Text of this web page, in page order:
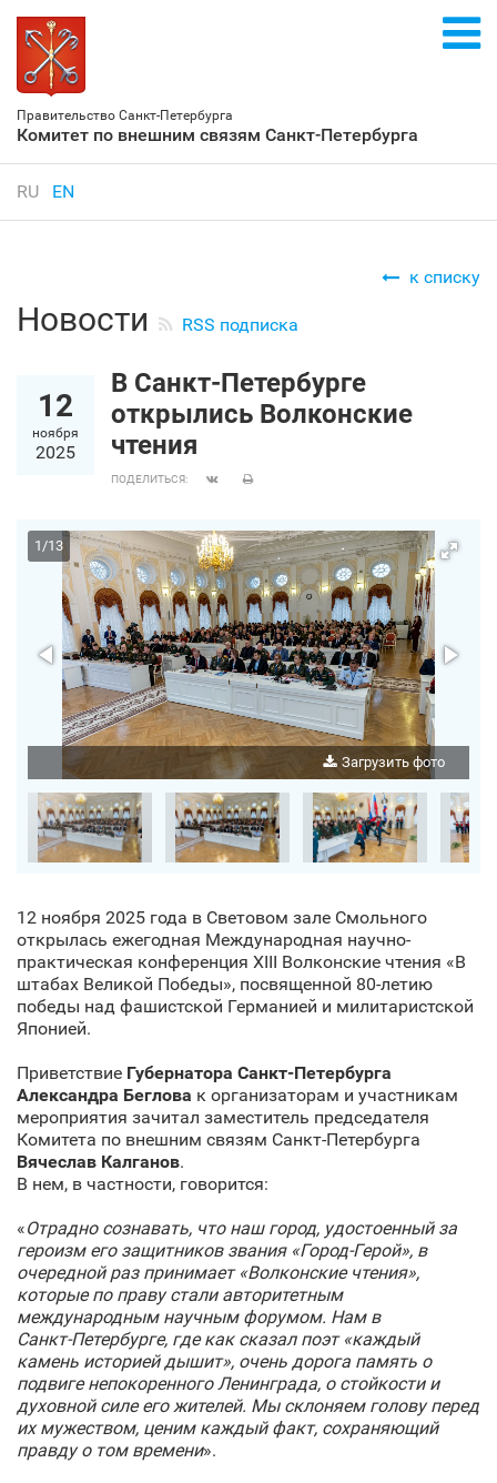
Правительство Санкт‑Петербурга
Комитет по внешним связям Санкт‑Петербурга
RU EN
к списку
Новости RSS подписка
12
ноября
2025
В Санкт‑Петербурге
открылись Волконские
чтения
ПОДЕЛИТЬСЯ:
Загрузить фото
1/13
12 ноября 2025 года в Световом зале Смольного
открылась ежегодная Международная научно-
практическая конференция XIII Волконские чтения «В
штабах Великой Победы», посвященной 80-летию
победы над фашистской Германией и милитаристской
Японией.
Приветствие Губернатора Санкт‑Петербурга
Александра Беглова к организаторам и участникам
мероприятия зачитал заместитель председателя
Комитета по внешним связям Санкт‑Петербурга
Вячеслав Калганов.
В нем, в частности, говорится:
«Отрадно сознавать, что наш город, удостоенный за
героизм его защитников звания «Город-Герой», в
очередной раз принимает «Волконские чтения»,
которые по праву стали авторитетным
международным научным форумом. Нам в
Санкт‑Петербурге, где как сказал поэт «каждый
камень историей дышит», очень дорога память о
подвиге непокоренного Ленинграда, о стойкости и
духовной силе его жителей. Мы склоняем голову перед
их мужеством, ценим каждый факт, сохраняющий
правду о том времени».